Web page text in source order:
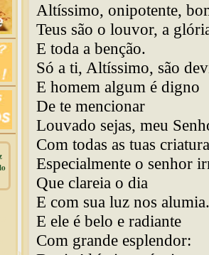
Altíssimo, onipotente,
Teus são o louvor, a
E toda a benção.
Só a ti, Altíssimo, são
E homem algum é digno
De te mencionar
Louvado sejas, meu
Com todas as tuas
Especialmente o senhor
Que clareia o dia
E com sua luz nos alumia.
E ele é belo e radiante
Com grande esplendor: